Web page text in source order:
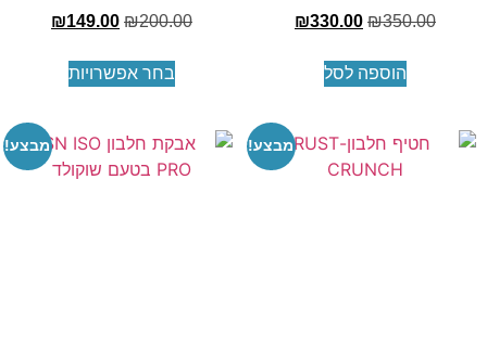
₪350.00
₪330.00
הוספה לסל
₪200.00
₪149.00
בחר אפשרויות
מבצע! מבצע!